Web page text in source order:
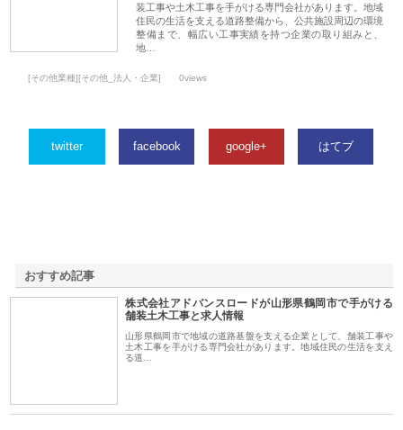
装工事や土木工事を手がける専門会社があります。地域
住民の生活を支える道路整備から、公共施設周辺の環境
整備まで、幅広い工事実績を持つ企業の取り組みと、
地…
[その他業種][その他_法人・企業] 0views
twitter facebook google+ はてブ
おすすめ記事
株式会社アドバンスロードが山形県鶴岡市で手がける
舗装土木工事と求人情報
山形県鶴岡市で地域の道路基盤を支える企業として、舗装工事や
土木工事を手がける専門会社があります。地域住民の生活を支え
る道…